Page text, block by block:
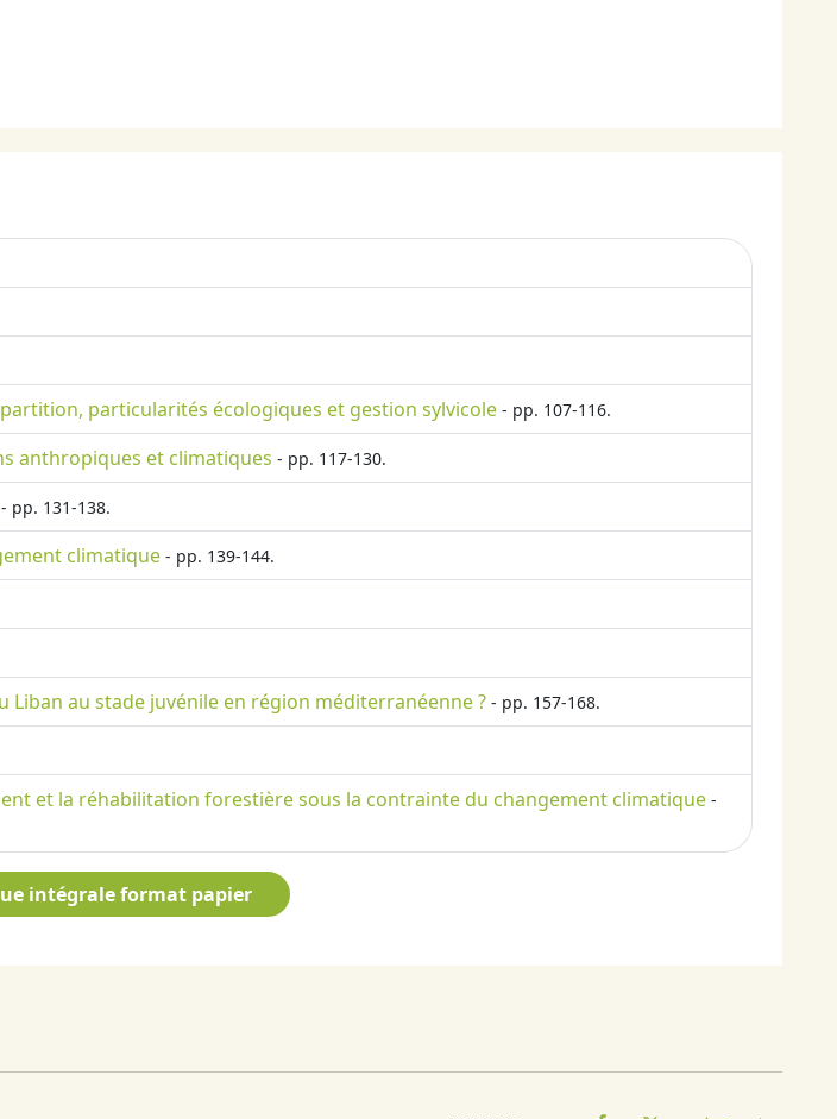
particularités écologiques et gestion sylvicole - pp. 107-116.
anthropiques et climatiques - pp. 117-130.
- pp. 131-138.
climatique - pp. 139-144.
au stade juvénile en région méditerranéenne ? - pp. 157-168.
et la réhabilitation forestière sous la contrainte du changement climatique -
intégrale format papier